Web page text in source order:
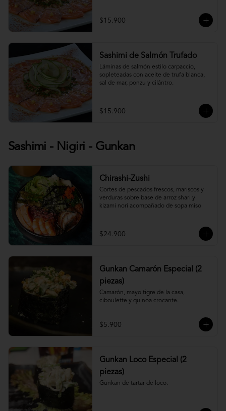
$15.900
Sashimi de Salmón Trufado
Láminas de salmón estilo carpaccio,
sopleteadas con aceite de trufa blanca,
sal de mar, ponzu y cilántro.
$15.900
Sashimi - Nigiri - Gunkan
Chirashi-Zushi
Cortes de pescados frescos, mariscos y
verduras sobre base de arroz shari y
kizami nori acompañado de sopa miso
$24.900
Gunkan Camarón Especial (2
piezas)
Camarón, mayo tigre de la casa,
ciboulette y quinoa crocante.
$5.900
Gunkan Loco Especial (2
piezas)
Gunkan de tartar de loco.